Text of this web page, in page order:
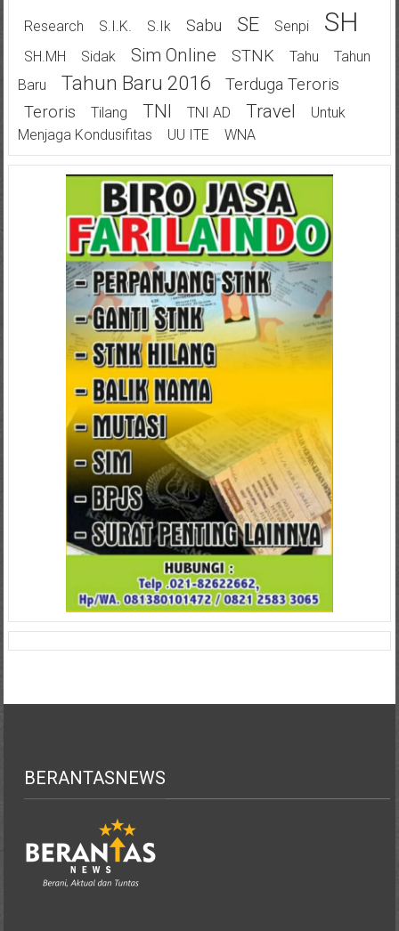
Research S.I.K. S.Ik Sabu SE Senpi SH
SH.MH Sidak Sim Online STNK Tahu
Tahun
Baru
Tahun Baru 2016
Terduga Teroris
Teroris
Tilang TNI TNI AD Travel
Untuk
Menjaga Kondusifitas
UU ITE WNA
BERANTASNEWS